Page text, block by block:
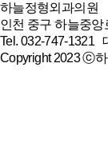
하늘정형외과의원
인천 중구 하늘중앙
Tel. 032-747-1321
Copyright 2023 ⓒ